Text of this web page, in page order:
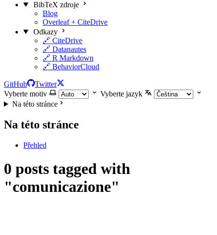
BibTeX zdroje
Blog
Overleaf + CiteDrive
Odkazy
🔗 CiteDrive
🔗 Datanautes
🔗 R Markdown
🔗 BehaviorCloud
GitHub
Twitter
Vyberte motiv
Vyberte jazyk
Na této stránce
Na této stránce
Přehled
0 posts tagged with
"comunicazione"